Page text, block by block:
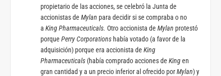
propietario de las acciones, se celebró la Junta de
accionistas deMylan para decidir si se compraba o no
aKing Pharmaceuticals.Otro accionista deMylan protestó
porquePerry Corporations había votado (a favor de la
adquisición) porque era accionista deKing
Pharmaceuticals (había comprado acciones deKingen
gran cantidad y a un precio inferior al ofrecido porMylan) y